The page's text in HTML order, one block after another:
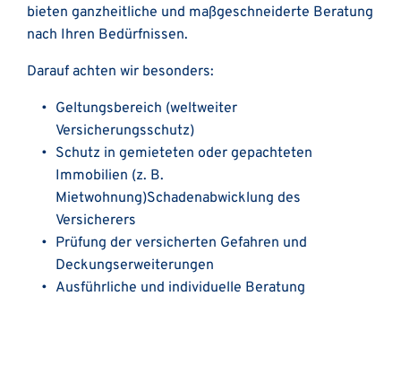
bieten ganzheitliche und maßgeschneiderte Beratung
nach Ihren Bedürfnissen.
Darauf achten wir besonders:
Geltungsbereich (weltweiter
Versicherungsschutz)
Schutz in gemieteten oder gepachteten
Immobilien (z. B.
Mietwohnung)Schadenabwicklung des
Versicherers
Prüfung der versicherten Gefahren und
Deckungserweiterungen
Ausführliche und individuelle Beratung